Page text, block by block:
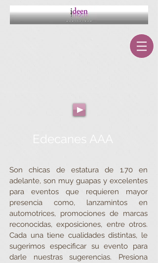
Edecanes AAA
Son chicas de estatura de 1.70 en
adelante, son muy guapas y excelentes
para eventos que requieren mayor
presencia como, lanzamintos en
automotrices, promociones de marcas
reconocidas, exposiciones, entre otros.
Cada una tiene cualidades distintas, le
sugerimos especificar su evento para
darle nuestras sugerencias. Presiona